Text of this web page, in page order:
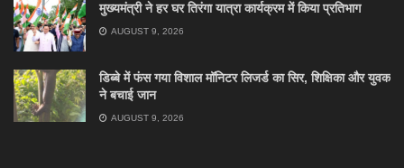
मुख्यमंत्री ने हर घर तिरंगा यात्रा कार्यक्रम में किया प्रतिभाग
AUGUST 9, 2026
डिब्बे में फंस गया विशाल मॉनिटर लिजर्ड का सिर, शिक्षिका और युवक
ने बचाई जान
AUGUST 9, 2026